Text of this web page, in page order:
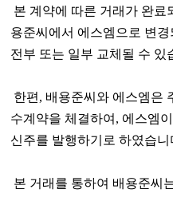
본 계약에 따른 거래가 완료
용준씨에서 에스엠으로 변경
전부 또는 일부 교체될 수 있
한편, 배용준씨와 에스엠은
수계약을 체결하여 , 에스엠
신주를 발행하기로 하였습니
본 거래를 통하여 배용준씨